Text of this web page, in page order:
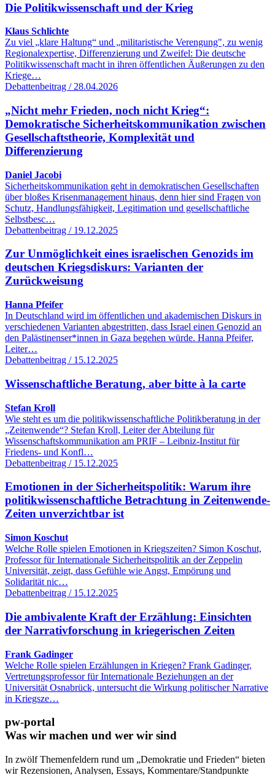
Die Politikwissenschaft und der Krieg
Klaus Schlichte
Zu viel „klare Haltung“ und „militaristische Verengung", zu wenig
Regionalexpertise, Differenzierung und Zweifel: Die deutsche
Politikwissenschaft macht in ihren öffentlichen Äußerungen zu den
Kriege…
Debattenbeitrag / 28.04.2026
„Nicht mehr Frieden, noch nicht Krieg“:
Demokratische Sicherheitskommunikation zwischen
Gesellschaftstheorie, Komplexität und
Differenzierung
Daniel Jacobi
Sicherheitskommunikation geht in demokratischen Gesellschaften
über bloßes Krisenmanagement hinaus, denn hier sind Fragen von
Schutz, Handlungsfähigkeit, Legitimation und gesellschaftliche
Selbstbesc…
Debattenbeitrag / 19.12.2025
Zur Unmöglichkeit eines israelischen Genozids im
deutschen Kriegsdiskurs: Varianten der
Zurückweisung
Hanna Pfeifer
In Deutschland wird im öffentlichen und akademischen Diskurs in
verschiedenen Varianten abgestritten, dass Israel einen Genozid an
den Palästinenser*innen in Gaza begehen würde. Hanna Pfeifer,
Leiter…
Debattenbeitrag / 15.12.2025
Wissenschaftliche Beratung, aber bitte à la carte
Stefan Kroll
Wie steht es um die politikwissenschaftliche Politikberatung in der
„Zeitenwende“? Stefan Kroll, Leiter der Abteilung für
Wissenschaftskommunikation am PRIF – Leibniz-Institut für
Friedens- und Konfl…
Debattenbeitrag / 15.12.2025
Emotionen in der Sicherheitspolitik: Warum ihre
politikwissenschaftliche Betrachtung in Zeitenwende-
Zeiten unverzichtbar ist
Simon Koschut
Welche Rolle spielen Emotionen in Kriegszeiten? Simon Koschut,
Professor für Internationale Sicherheitspolitik an der Zeppelin
Universität, zeigt, dass Gefühle wie Angst, Empörung und
Solidarität nic…
Debattenbeitrag / 15.12.2025
Die ambivalente Kraft der Erzählung: Einsichten
der Narrativforschung in kriegerischen Zeiten
Frank Gadinger
Welche Rolle spielen Erzählungen in Kriegen? Frank Gadinger,
Vertretungsprofessor für Internationale Beziehungen an der
Universität Osnabrück, untersucht die Wirkung politischer Narrative
in Kriegsze…
pw-portal
Was wir machen und wer wir sind
In zwölf Themenfeldern rund um „Demokratie und Frieden“ bieten
wir Rezensionen, Analysen, Essays, Kommentare/Standpunkte